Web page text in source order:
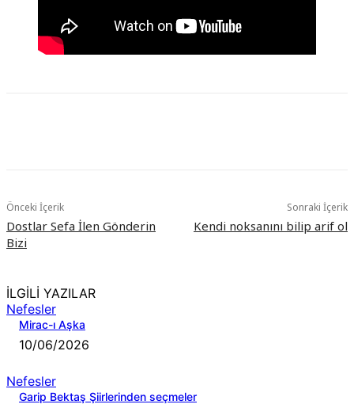
Önceki İçerik
Dostlar Sefa İlen Gönderin
Bizi
Sonraki İçerik
Kendi noksanını bilip arif ol
İLGİLİ YAZILAR
Nefesler
Mirac-ı Aşka
10/06/2026
Nefesler
Garip Bektaş Şiirlerinden seçmeler